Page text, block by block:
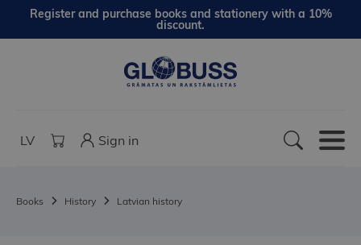
Register and purchase books and stationery with a 10%
discount.
LV Sign in
Books History Latvian history